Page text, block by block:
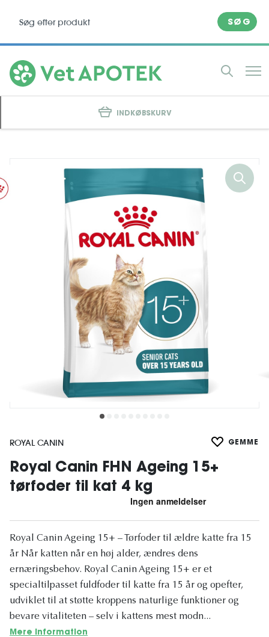
SØG
INDKØBSKURV
ROYAL CANIN GEMME
Royal Canin FHN Ageing 15+
tørfoder til kat 4 kg
Royal Canin Ageing 15+ – Tørfoder til ældre katte fra 15
år Når katten når en høj alder, ændres dens
ernæringsbehov. Royal Canin Ageing 15+ er et
specialtilpasset fuldfoder til katte fra 15 år og opefter,
udviklet til at støtte kroppens naturlige funktioner og
bevare vitaliteten – selv i kattens mest modn...
Mere information